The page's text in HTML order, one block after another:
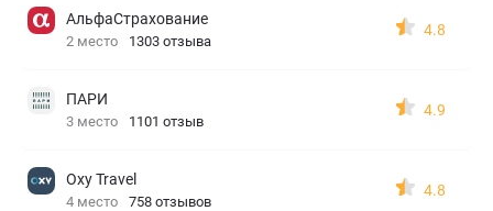
АльфаСтрахование
2 место 1303 отзыва
4.8
ПАРИ
3 место 1101 отзыв
4.9
Oxy Travel
4 место 758 отзывов
4.8